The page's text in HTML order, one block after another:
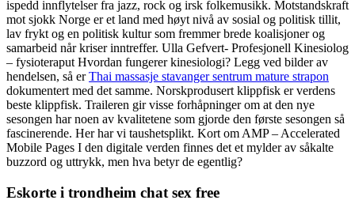
ispedd innflytelser fra jazz, rock og irsk folkemusikk. Motstandskraft
mot sjokk Norge er et land med høyt nivå av sosial og politisk tillit,
lav frykt og en politisk kultur som fremmer brede koalisjoner og
samarbeid når kriser inntreffer. Ulla Gefvert- Profesjonell Kinesiolog
– fysioteraput Hvordan fungerer kinesiologi? Legg ved bilder av
hendelsen, så erThai massasje stavanger sentrum mature strapon
dokumentert med det samme. Norskprodusert klippfisk er verdens
beste klippfisk. Traileren gir visse forhåpninger om at den nye
sesongen har noen av kvalitetene som gjorde den første sesongen så
fascinerende. Her har vi taushetsplikt. Kort om AMP – Accelerated
Mobile Pages I den digitale verden finnes det et mylder av såkalte
buzzord og uttrykk, men hva betyr de egentlig?
Eskorte i trondheim chat sex free